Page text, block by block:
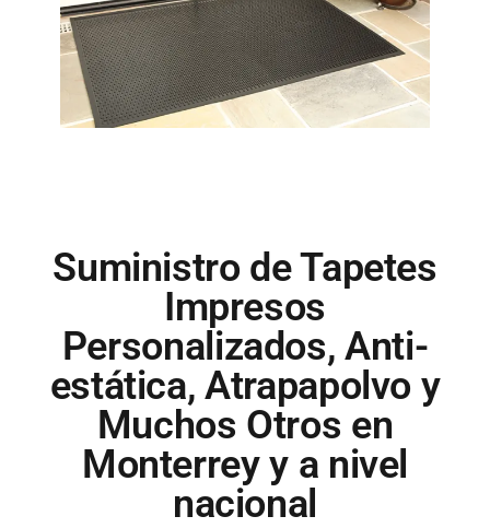
Suministro de Tapetes
Impresos
Personalizados, Anti-
estática, Atrapapolvo y
Muchos Otros en
Monterrey y a nivel
nacional